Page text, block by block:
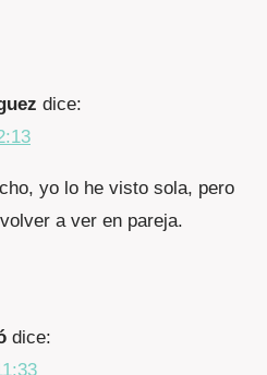
dice:
yo lo he visto sola, pero
a ver en pareja.
dice: